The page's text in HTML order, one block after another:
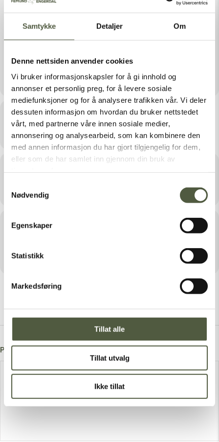
Samtykke Detaljer Om
Denne nettsiden anvender cookies
Vi bruker informasjonskapsler for å gi innhold og
annonser et personlig preg, for å levere sosiale
mediefunksjoner og for å analysere trafikken vår. Vi deler
dessuten informasjon om hvordan du bruker nettstedet
vårt, med partnerne våre innen sosiale medier,
annonsering og analysearbeid, som kan kombinere den
med annen informasjon du har gjort tilgjengelig for dem,
eller som de har samlet inn gjennom din bruk av
Nødvendig
Egenskaper
Statistikk
Markedsføring
Tillat alle
Tillat utvalg
Ikke tillat
Arrangementet er gratis, ingen påmelding.
I perioden 29. juni-11. august er det åpen seter med kafé alle dager
kl. 11-17, unntatt mandager.
Tid
Juli 17, 2024 12:00 - 15:00
Sted
Arrangør
NASJONALPARKER
Post A Comment